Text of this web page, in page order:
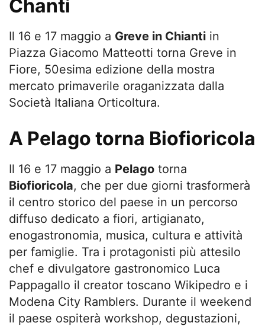
Chanti
Il 16 e 17 maggio a Greve in Chianti in
Piazza Giacomo Matteotti torna Greve in
Fiore, 50esima edizione della mostra
mercato primaverile oraganizzata dalla
Società Italiana Orticoltura.
A Pelago torna Biofioricola
Il 16 e 17 maggio a Pelago torna
Biofioricola, che per due giorni trasformerà
il centro storico del paese in un percorso
diffuso dedicato a fiori, artigianato,
enogastronomia, musica, cultura e attività
per famiglie. Tra i protagonisti più attesilo
chef e divulgatore gastronomico Luca
Pappagallo il creator toscano Wikipedro e i
Modena City Ramblers. Durante il weekend
il paese ospiterà workshop, degustazioni,